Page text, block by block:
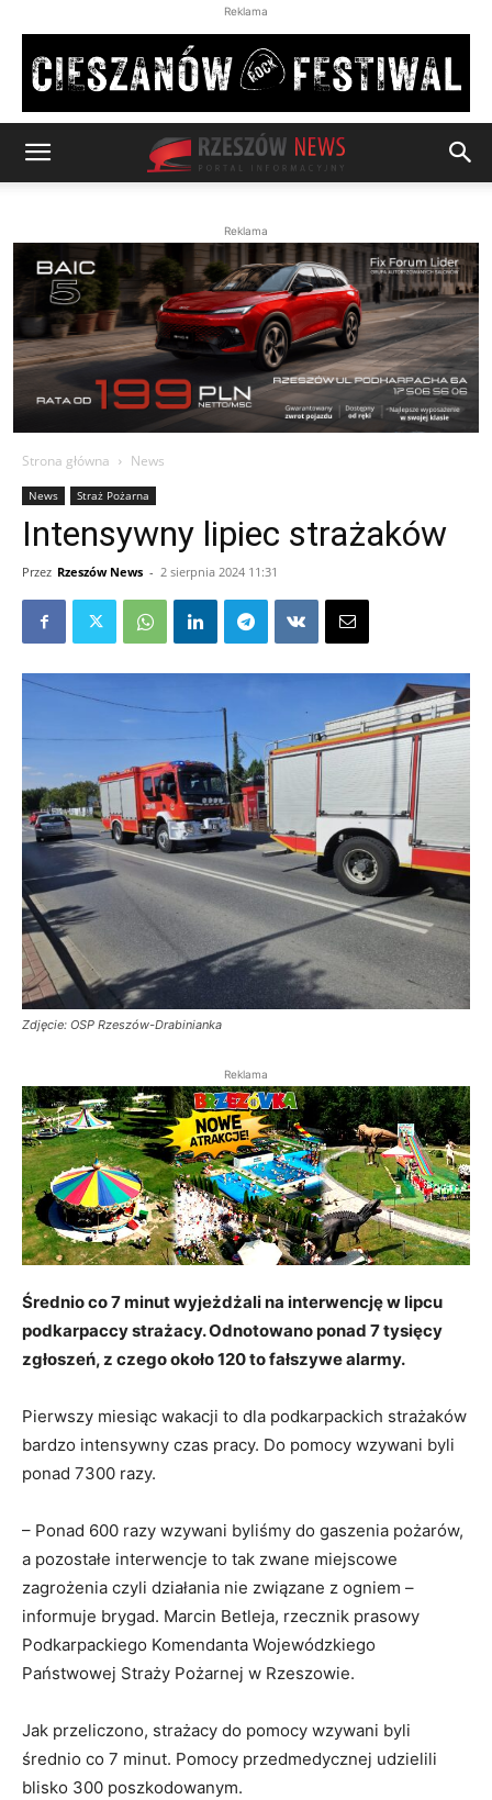
Reklama
Reklama
Strona główna News
News Straż Pożarna
Intensywny lipiec strażaków
Przez Rzeszów News - 2 sierpnia 2024 11:31
Zdjęcie: OSP Rzeszów-Drabinianka
Reklama
Średnio co 7 minut wyjeżdżali na interwencję w lipcu
podkarpaccy strażacy. Odnotowano ponad 7 tysięcy
zgłoszeń, z czego około 120 to fałszywe alarmy.
Pierwszy miesiąc wakacji to dla podkarpackich strażaków
bardzo intensywny czas pracy. Do pomocy wzywani byli
ponad 7300 razy.
– Ponad 600 razy wzywani byliśmy do gaszenia pożarów,
a pozostałe interwencje to tak zwane miejscowe
zagrożenia czyli działania nie związane z ogniem –
informuje brygad. Marcin Betleja, rzecznik prasowy
Podkarpackiego Komendanta Wojewódzkiego
Państwowej Straży Pożarnej w Rzeszowie.
Jak przeliczono, strażacy do pomocy wzywani byli
średnio co 7 minut. Pomocy przedmedycznej udzielili
blisko 300 poszkodowanym.